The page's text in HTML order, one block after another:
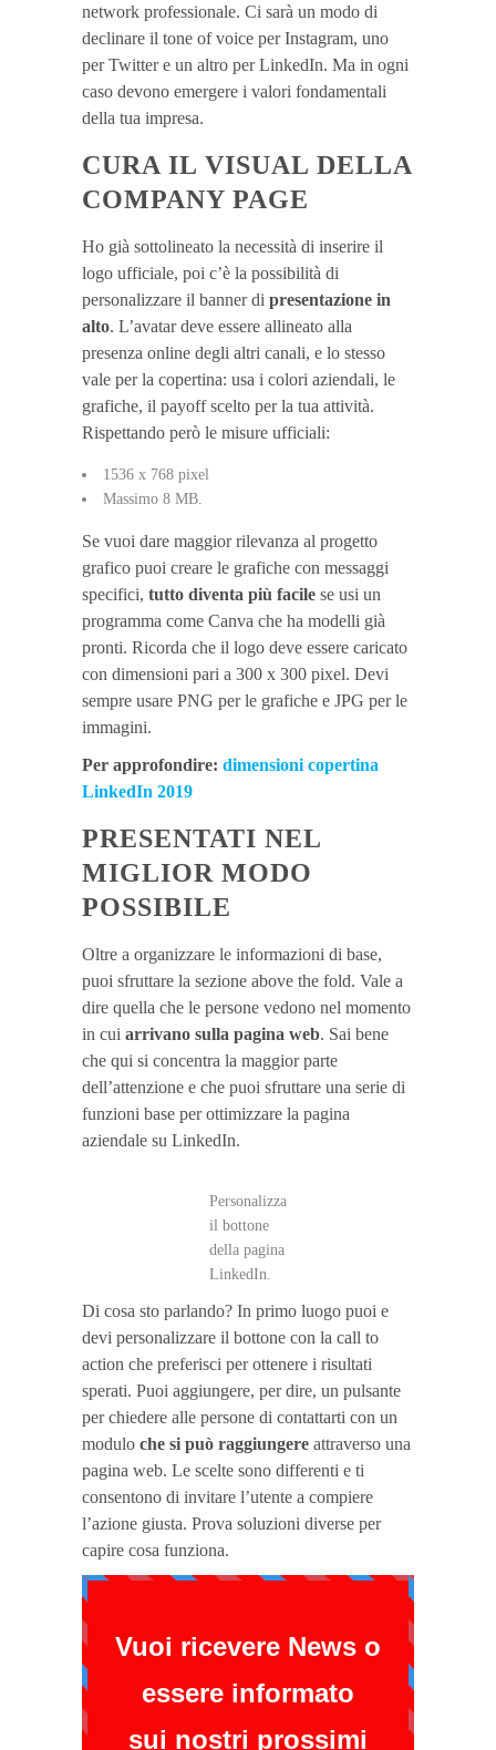
network professionale. Ci sarà un modo di
declinare il tone of voice per Instagram, uno
per Twitter e un altro per LinkedIn. Ma in ogni
caso devono emergere i valori fondamentali
della tua impresa.
CURA IL VISUAL DELLA
COMPANY PAGE
Ho già sottolineato la necessità di inserire il
logo ufficiale, poi c’è la possibilità di
personalizzare il banner di presentazione in
alto. L’avatar deve essere allineato alla
presenza online degli altri canali, e lo stesso
vale per la copertina: usa i colori aziendali, le
grafiche, il payoff scelto per la tua attività.
Rispettando però le misure ufficiali:
1536 x 768 pixel
Massimo 8 MB.
Se vuoi dare maggior rilevanza al progetto
grafico puoi creare le grafiche con messaggi
specifici, tutto diventa più facile se usi un
programma come Canva che ha modelli già
pronti. Ricorda che il logo deve essere caricato
con dimensioni pari a 300 x 300 pixel. Devi
sempre usare PNG per le grafiche e JPG per le
immagini.
Per approfondire: dimensioni copertina
LinkedIn 2019
PRESENTATI NEL
MIGLIOR MODO
POSSIBILE
Oltre a organizzare le informazioni di base,
puoi sfruttare la sezione above the fold. Vale a
dire quella che le persone vedono nel momento
in cui arrivano sulla pagina web. Sai bene
che qui si concentra la maggior parte
dell’attenzione e che puoi sfruttare una serie di
funzioni base per ottimizzare la pagina
aziendale su LinkedIn.
Personalizza
il bottone
della pagina
LinkedIn.
Di cosa sto parlando? In primo luogo puoi e
devi personalizzare il bottone con la call to
action che preferisci per ottenere i risultati
sperati. Puoi aggiungere, per dire, un pulsante
per chiedere alle persone di contattarti con un
modulo che si può raggiungere attraverso una
pagina web. Le scelte sono differenti e ti
consentono di invitare l’utente a compiere
l’azione giusta. Prova soluzioni diverse per
capire cosa funziona.